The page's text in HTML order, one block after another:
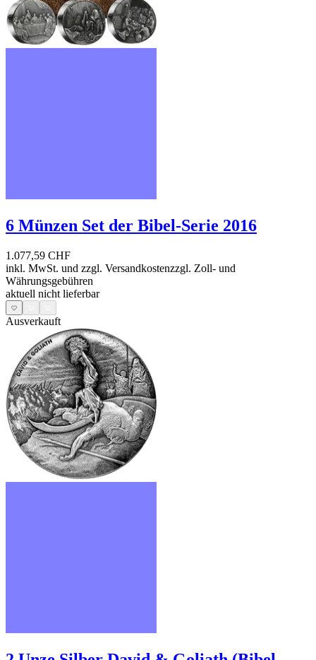
6 Münzen Set der Bibel-Serie 2016
1.077,59 CHF
inkl. MwSt. und zzgl. Versandkostenzzgl. Zoll- und
Währungsgebühren
aktuell nicht lieferbar
Ausverkauft